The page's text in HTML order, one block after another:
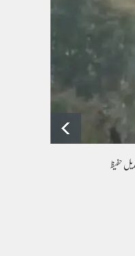
ہوا رجحان اور راولپنڈی
پر پابندی ایک نیا تنازعہ
October 14,
حفیظ